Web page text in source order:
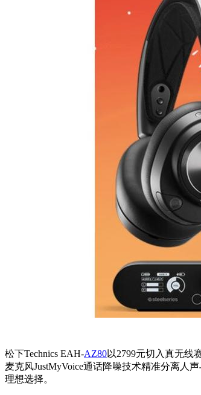
松下Technics EAH-AZ80以2799元切入真无线
麦克风JustMyVoice通话降噪技术精准分离人
理想选择。